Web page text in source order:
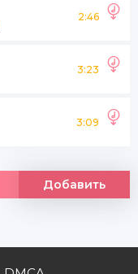
2:46
3:23
3:09
Добавить